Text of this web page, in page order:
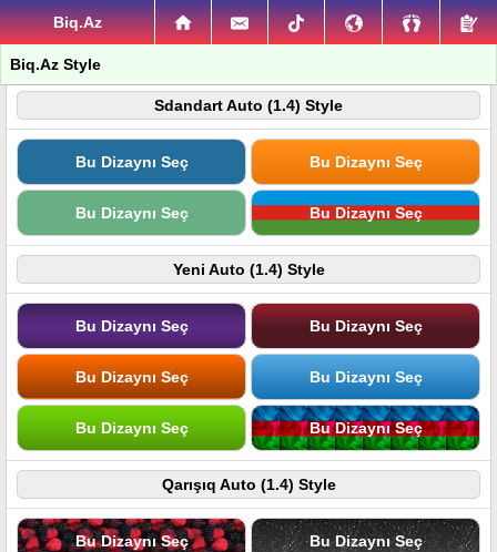
Biq.Az
Biq.Az Style
Sdandart Auto (1.4) Style
Bu Dizaynı Seç Bu Dizaynı Seç
Bu Dizaynı Seç Bu Dizaynı Seç
Yeni Auto (1.4) Style
Bu Dizaynı Seç Bu Dizaynı Seç
Bu Dizaynı Seç Bu Dizaynı Seç
Bu Dizaynı Seç Bu Dizaynı Seç
Qarışıq Auto (1.4) Style
Bu Dizaynı Seç Bu Dizaynı Seç